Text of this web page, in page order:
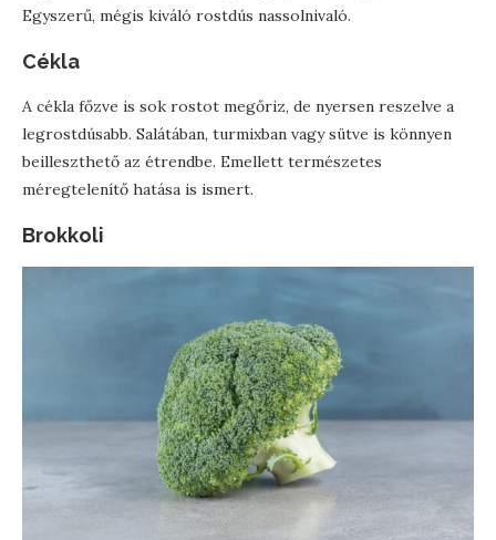
Egyszerű, mégis kiváló rostdús nassolnivaló.
Cékla
A cékla főzve is sok rostot megőriz, de nyersen reszelve a
legrostdúsabb. Salátában, turmixban vagy sütve is könnyen
beilleszthető az étrendbe. Emellett természetes
méregtelenítő hatása is ismert.
Brokkoli